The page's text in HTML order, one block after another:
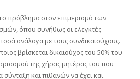
πρόβλημα στον επιμερισμό των
όπου συνήθως οι ελεγκτές
ανάλογα με τους συνδικαιούχους.
βρίσκεται δικαιούχος του 50% του
της χήρας μητέρας του που
σύνταξη και πιθανών να έχει και